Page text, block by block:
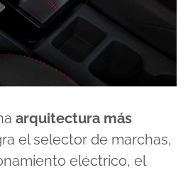
arquitectura más
el selector de marchas,
eléctrico, el